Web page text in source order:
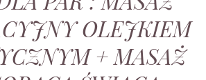
OLEJKIEM
+ MASAŻ